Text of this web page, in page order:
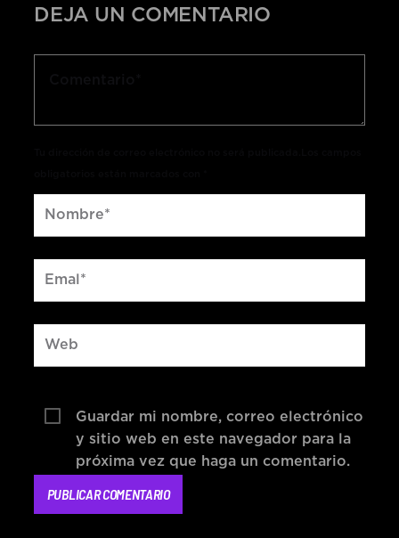
DEJA UN COMENTARIO
Guardar mi nombre, correo electrónico
y sitio web en este navegador para la
próxima vez que haga un comentario.